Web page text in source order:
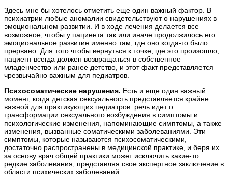
Здесь мне бы хотелось отметить еще один важный фактор. В
психиатрии любые аномалии свидетельствуют о нарушениях в
эмоциональном развитии. И в ходе лечения делается все
возможное, чтобы у пациента так или иначе продолжилось его
эмоциональное развитие именно там, где оно когда-то было
прервано. Для того чтобы вернуться к точке, где это произошло,
пациент всегда должен возвращаться в собственное
младенчество или ранее детство, и этот факт представляется
чрезвычайно важным для педиатров.
Психосоматические нарушения. Есть и еще один важный
момент, когда детская сексуальность представляется крайне
важной для практикующих педиатров: речь идет о
трансформации сексуального возбуждения в симптомы и
психологические изменения, напоминающие симптомы, а также
изменения, вызванные соматическими заболеваниями. Эти
симптомы, которые называются психосоматическими,
достаточно распространены в медицинской практике, и беря их
за основу врач общей практики может исключить какие-то
редкие заболевания, представляя свое экспертное заключение в
области психических заболеваний.